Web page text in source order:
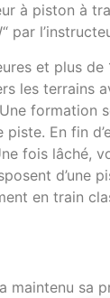
à piston à
par
et plus
les terrains
En fin
fois
d’une
en train
maintenu